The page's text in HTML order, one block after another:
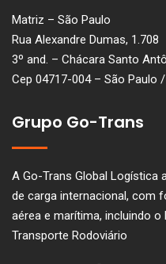
Matriz – São Paulo
Rua Alexandre Dumas, 1.708
3º and. – Chácara Santo
Cep 04717-004 – São Paulo /
Grupo Go-Trans
A Go-Trans Global Logística
de carga internacional, com
aérea e marítima, incluindo
Transporte Rodoviário